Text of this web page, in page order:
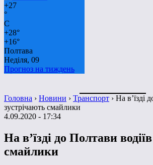
+27
°
C
+28°
+16°
Полтава
Неділя, 09
Прогноз на тиждень
Головна › Новини › Транспорт › На в’їзді
зустрічають смайлики
4.09.2020 - 17:34
На в’їзді до Полтави
смайлики